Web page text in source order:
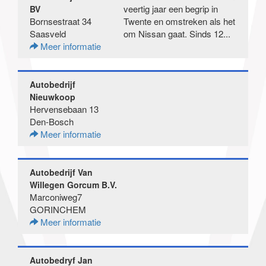
veertig jaar een begrip in
Twente en omstreken als het
om Nissan gaat. Sinds 12...
BV
Bornsestraat 34
Saasveld
Meer informatie
Autobedrijf
Nieuwkoop
Hervensebaan 13
Den-Bosch
Meer informatie
Autobedrijf Van
Willegen Gorcum B.V.
Marconiweg7
GORINCHEM
Meer informatie
Autobedryf Jan